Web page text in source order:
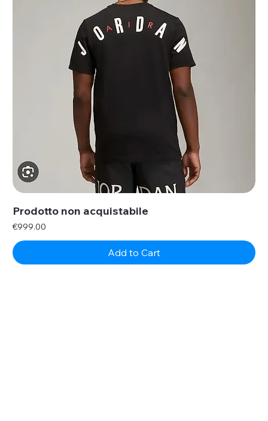
Prodotto non acquistabile
Price
€999.00
Add to Cart